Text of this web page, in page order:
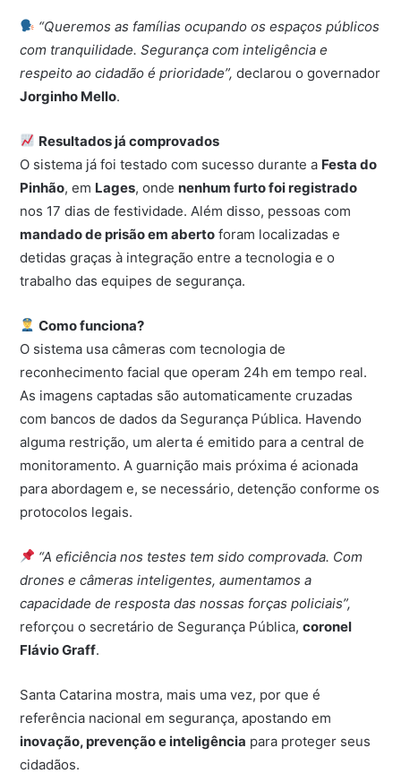
“Queremos as famílias ocupando os espaços públicos
com tranquilidade. Segurança com inteligência e
respeito ao cidadão é prioridade”, declarou o governador
Jorginho Mello.
Resultados já comprovados
O sistema já foi testado com sucesso durante a Festa do
Pinhão, em Lages, onde nenhum furto foi registrado
nos 17 dias de festividade. Além disso, pessoas com
mandado de prisão em aberto foram localizadas e
detidas graças à integração entre a tecnologia e o
trabalho das equipes de segurança.
Como funciona?
O sistema usa câmeras com tecnologia de
reconhecimento facial que operam 24h em tempo real.
As imagens captadas são automaticamente cruzadas
com bancos de dados da Segurança Pública. Havendo
alguma restrição, um alerta é emitido para a central de
monitoramento. A guarnição mais próxima é acionada
para abordagem e, se necessário, detenção conforme os
protocolos legais.
“A eficiência nos testes tem sido comprovada. Com
drones e câmeras inteligentes, aumentamos a
capacidade de resposta das nossas forças policiais”,
reforçou o secretário de Segurança Pública,coronel
Flávio Graff.
Santa Catarina mostra, mais uma vez, por que é
referência nacional em segurança, apostando em
inovação, prevenção e inteligência para proteger seus
cidadãos.